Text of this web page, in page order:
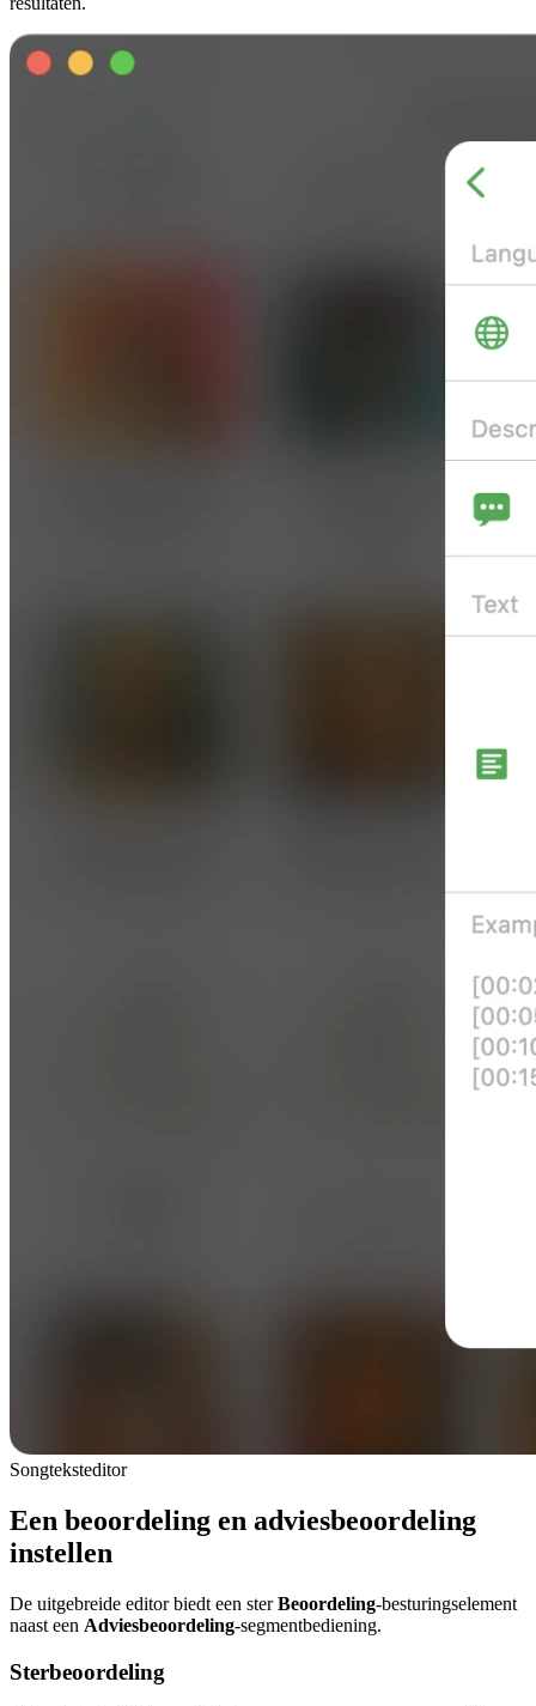
Songteksteditor
Een beoordeling en adviesbeoordeling
instellen
De uitgebreide editor biedt een sterBeoordeling-besturingselement
naast een Adviesbeoordeling-segmentbediening.
Sterbeoordeling